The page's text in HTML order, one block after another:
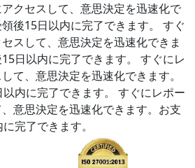
クセスして、意思決定を迅速化で
後15日以内に完了できます。
すぐ
スして、意思決定を迅速化できま
日以内に完了できます。
すぐにレ
て、意思決定を迅速化できます。
内に完了できます。
すぐにレポー
意思決定を迅速化できます。お支
完了できます。